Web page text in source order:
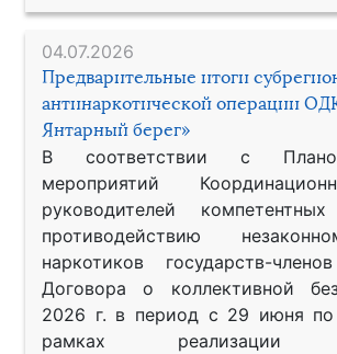
04.07.2026
Предварительные итоги
антинаркотической операции
Янтарный берег»
В соответствии с
мероприятий
руководителей
противодействию
наркотиков государств-
Договора о коллективной
2026 г. в период с 29 июня
рамках реализации